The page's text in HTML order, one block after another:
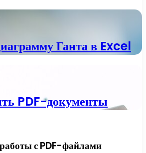
Ганта в Excel
PDF-документы
с PDF-файлами